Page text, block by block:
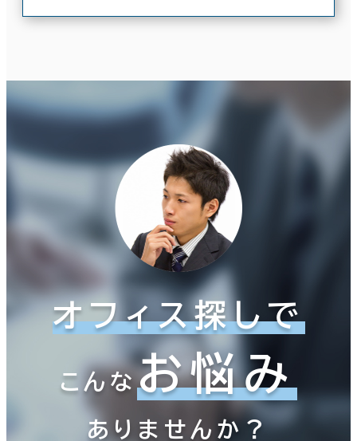
オフィス探しで
こんなお悩み
ありませんか？